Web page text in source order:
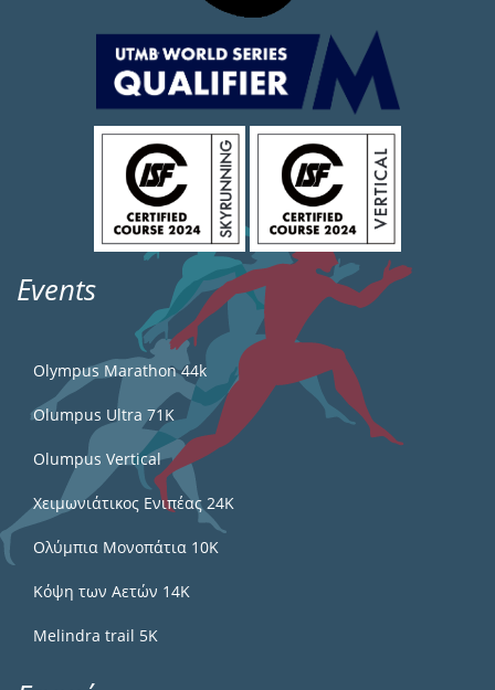
Events
Olympus Marathon 44k
Olumpus Ultra 71K
Olumpus Vertical
Χειμωνιάτικος Ενιπέας 24Κ
Ολύμπια Μονοπάτια 10Κ
Κόψη των Αετών 14Κ
Melindra trail 5Κ